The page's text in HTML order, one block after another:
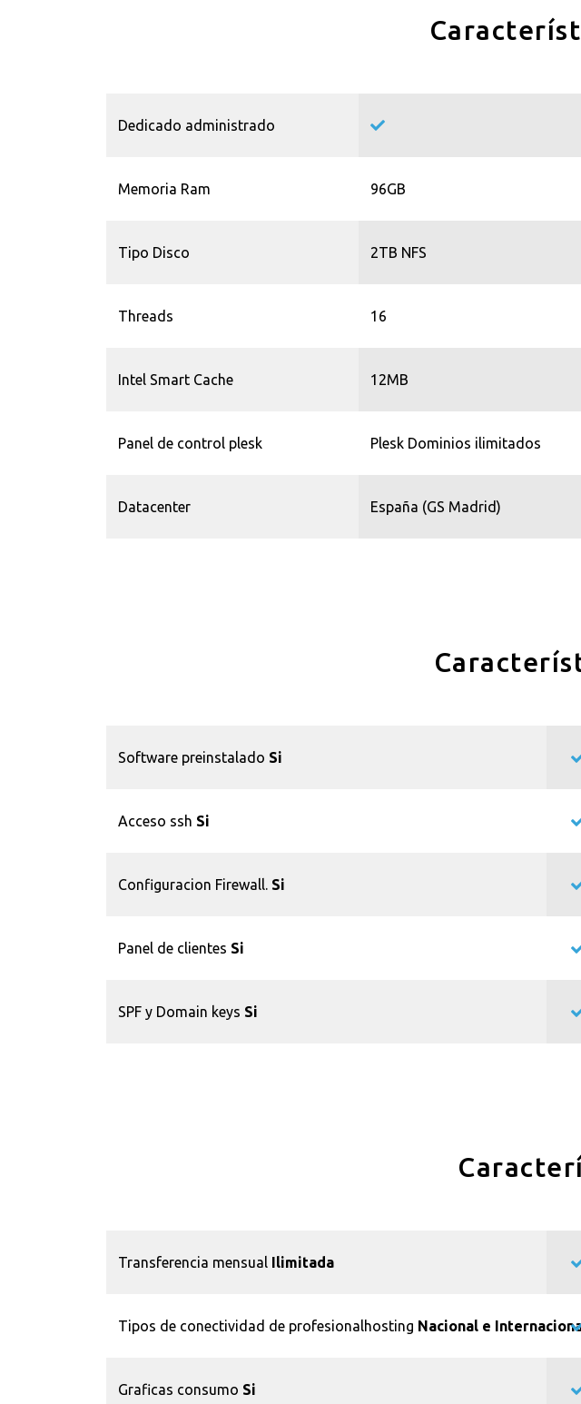
Dedicado administrado
Memoria Ram 96GB
Tipo Disco 2TB NFS
Threads 16
Intel Smart Cache 12MB
Panel de control plesk Plesk Dominios ilimitados
Datacenter España (GS Madrid)
Software preinstalado Si
Acceso ssh Si
Configuracion Firewall. Si
Panel de clientes Si
SPF y Domain keys Si
Transferencia mensual Ilimitada
Tipos de conectividad de profesionalhosting Nacional e
Graficas consumo Si